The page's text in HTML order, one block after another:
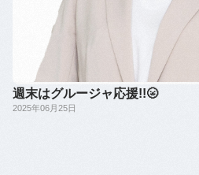
週末はグルージャ応援!!🌝
2025年06月25日